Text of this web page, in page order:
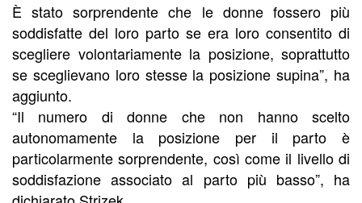
È stato sorprendente che le donne fossero più
soddisfatte del loro parto se era loro consentito di
scegliere volontariamente la posizione, soprattutto
se sceglievano loro stesse la posizione supina”, ha
aggiunto.
“Il numero di donne che non hanno scelto
autonomamente la posizione per il parto è
particolarmente sorprendente, così come il livello di
soddisfazione associato al parto più basso”, ha